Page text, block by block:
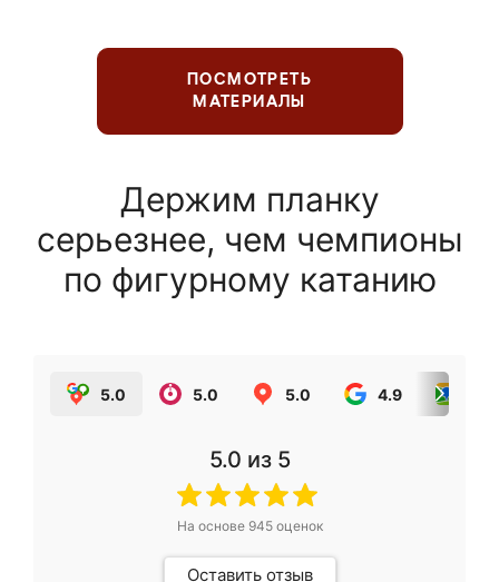
ПОСМОТРЕТЬ
МАТЕРИАЛЫ
Держим планку
серьезнее, чем чемпионы
по фигурному катанию
5.0 5.0 5.0 4.9
5.0 из 5
На основе 945оценок
Оставить отзыв